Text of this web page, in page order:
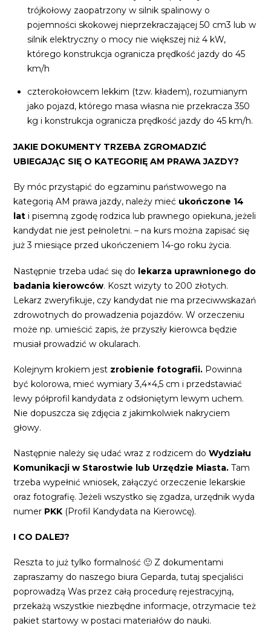
trójkołowy zaopatrzony w silnik spalinowy o
pojemności skokowej nieprzekraczającej 50 cm3 lub w
silnik elektryczny o mocy nie większej niż 4 kW,
którego konstrukcja ogranicza prędkość jazdy do 45
km/h
czterokołowcem lekkim (tzw. kładem), rozumianym
jako pojazd, którego masa własna nie przekracza 350
kg i konstrukcja ogranicza prędkość jazdy do 45 km/h.
JAKIE DOKUMENTY TRZEBA ZGROMADZIĆ
UBIEGAJĄC SIĘ O KATEGORIĘ AM PRAWA JAZDY?
By móc przystąpić do egzaminu państwowego na
kategorią AM prawa jazdy, należy mieć ukończone 14
lat i pisemną zgodę rodzica lub prawnego opiekuna, jeżeli
kandydat nie jest pełnoletni. – na kurs można zapisać się
już 3 miesiące przed ukończeniem 14-go roku życia.
Następnie trzeba udać się do lekarza uprawnionego do
badania kierowców. Koszt wizyty to 200 złotych.
Lekarz zweryfikuje, czy kandydat nie ma przeciwwskazań
zdrowotnych do prowadzenia pojazdów. W orzeczeniu
może np. umieścić zapis, że przyszły kierowca będzie
musiał prowadzić w okularach.
Kolejnym krokiem jest zrobienie fotografii. Powinna
być kolorowa, mieć wymiary 3,4×4,5 cm i przedstawiać
lewy półprofil kandydata z odsłoniętym lewym uchem.
Nie dopuszcza się zdjęcia z jakimkolwiek nakryciem
głowy.
Następnie należy się udać wraz z rodzicem doWydziału
Komunikacji w Starostwie lub Urzędzie Miasta. Tam
trzeba wypełnić wniosek, załączyć orzeczenie lekarskie
oraz fotografię. Jeżeli wszystko się zgadza, urzędnik wyda
numer PKK (Profil Kandydata na Kierowcę).
I CO DALEJ?
Reszta to już tylko formalność 🙂 Z dokumentami
zapraszamy do naszego biura Geparda, tutaj specjaliści
poprowadzą Was przez całą procedurę rejestracyjną,
przekażą wszystkie niezbędne informacje, otrzymacie też
pakiet startowy w postaci materiałów do nauki.